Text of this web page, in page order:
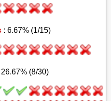
: 6.67% (1/15)
26.67% (8/30)